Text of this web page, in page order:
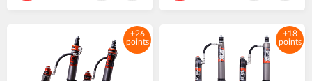
+26
points
+18
points